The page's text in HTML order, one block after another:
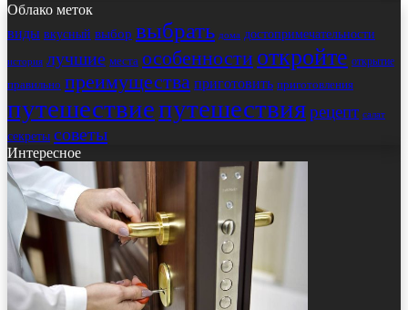
Облако меток
виды вкусный выбор выбрать дома достопримечательности
история лучшие места особенности откройте открытие
правильно преимущества приготовить приготовления
путешествиепутешествиярецепт салат
секреты советы
Интересное